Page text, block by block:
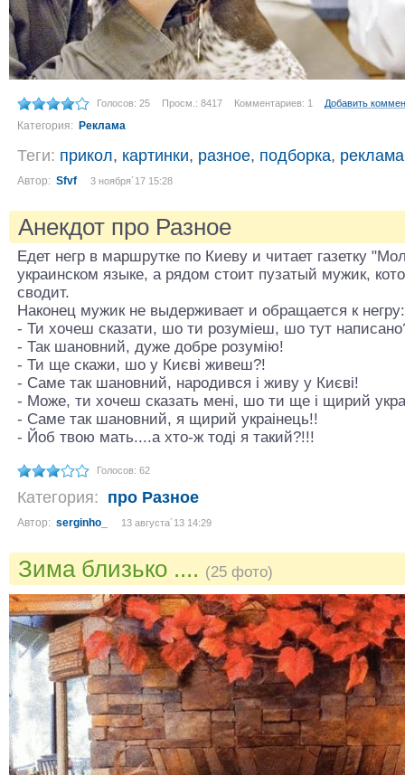
Голосов: 25 Просм.: 8417 Комментариев: 1 Добавить
Категория: Реклама
Теги: прикол, картинки, разное, подборка, реклама
Автор: Sfvf 3 ноября´17 15:28
Анекдот про Разное
Едет негр в маршрутке по Киеву и читает газетку
украинском языке, а рядом стоит пузатый мужик,
сводит.
Наконец мужик не выдерживает и обращается к негру:
- Ти хочеш сказати, шо ти розумiеш, шо тут
- Так шановний, дуже добре розумію!
- Ти ще скажи, шо у Києві живеш?!
- Саме так шановний, народився і живу у Києвi!
- Може, ти хочеш сказать мені, шо ти ще і щирий
- Саме так шановний, я щирий украiнець!!
- Йоб твою мать....а хто-ж тодi я такий?!!!
Голосов: 62
Категория: про Разное
Автор: serginho_ 13 августа´13 14:29
Зима близько .... (25 фото)